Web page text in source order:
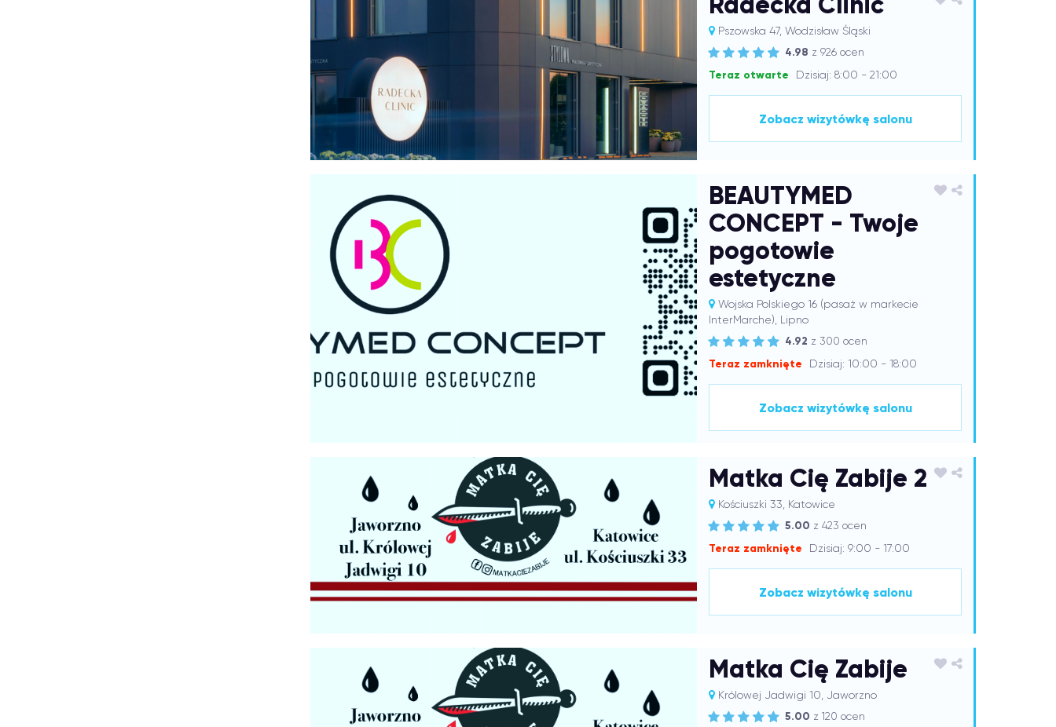
Pszowska 47, Wodzisław Śląski
4.98 z 926 ocen
Teraz otwarte Dzisiaj: 8:00 - 21:00
Zobacz wizytówkę salonu
BEAUTYMED
CONCEPT - Twoje
pogotowie
estetyczne
Wojska Polskiego 16 (pasaż w markecie
InterMarche), Lipno
4.92 z 300 ocen
Teraz zamknięte Dzisiaj: 10:00 - 18:00
Zobacz wizytówkę salonu
Matka Cię Zabije 2
Kościuszki 33, Katowice
5.00 z 423 ocen
Teraz zamknięte Dzisiaj: 9:00 - 17:00
Zobacz wizytówkę salonu
Matka Cię Zabije
Królowej Jadwigi 10, Jaworzno
5.00 z 120 ocen